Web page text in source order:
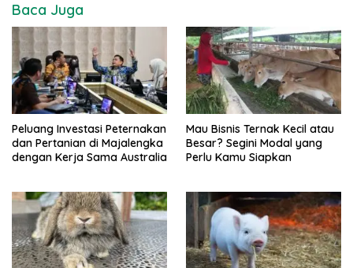
Baca Juga
Peluang Investasi Peternakan
dan Pertanian di Majalengka
dengan Kerja Sama Australia
Mau Bisnis Ternak Kecil atau
Besar? Segini Modal yang
Perlu Kamu Siapkan